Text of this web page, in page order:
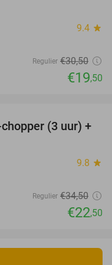
9.4 star
Regulier €30,50
€19,50
35%
(3 uur) +
9.8 star
Regulier €34,50
€22,50